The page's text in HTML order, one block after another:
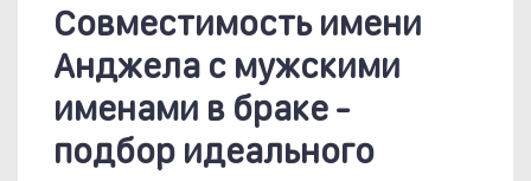
Совместимость имени
Анджела c мужскими
именами в браке -
подбор идеального